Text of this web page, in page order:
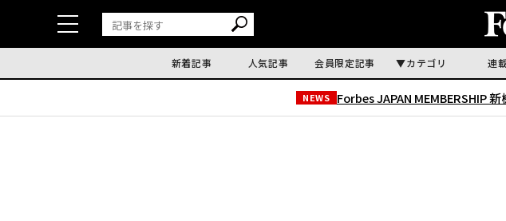
新着記事 人気記事 会員限定記事 カテゴリ 連
NEWS Forbes JAPAN MEMBERSHIP 新